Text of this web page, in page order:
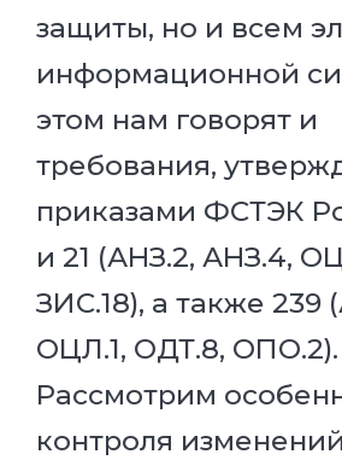
защиты, но и всем
информационной
этом нам говорят и
требования,
приказами ФСТЭК
и 21 (АНЗ.2, АНЗ.4,
ЗИС.18), а также 239
ОЦЛ.1, ОДТ.8, ОПО.2).
Рассмотрим
контроля